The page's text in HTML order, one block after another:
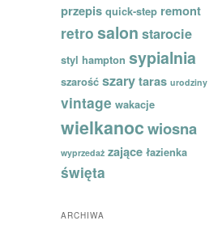
przepis quick-step remont
retro salon starocie
styl hampton sypialnia
szarość szarytaras urodziny
vintage wakacje
wielkanocwiosna
wyprzedaż zające łazienka
święta
ARCHIWA